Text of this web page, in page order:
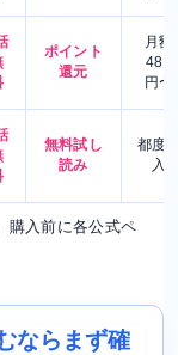
ポイント
還元
月額
480
円〜
無料試し
読み
都度
入
購入前に各公式ペ
ならまず確